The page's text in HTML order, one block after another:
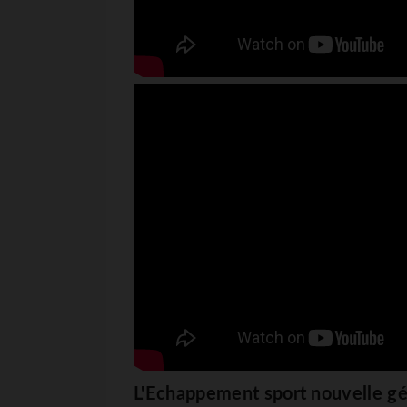
L'Echappement sport nouvelle